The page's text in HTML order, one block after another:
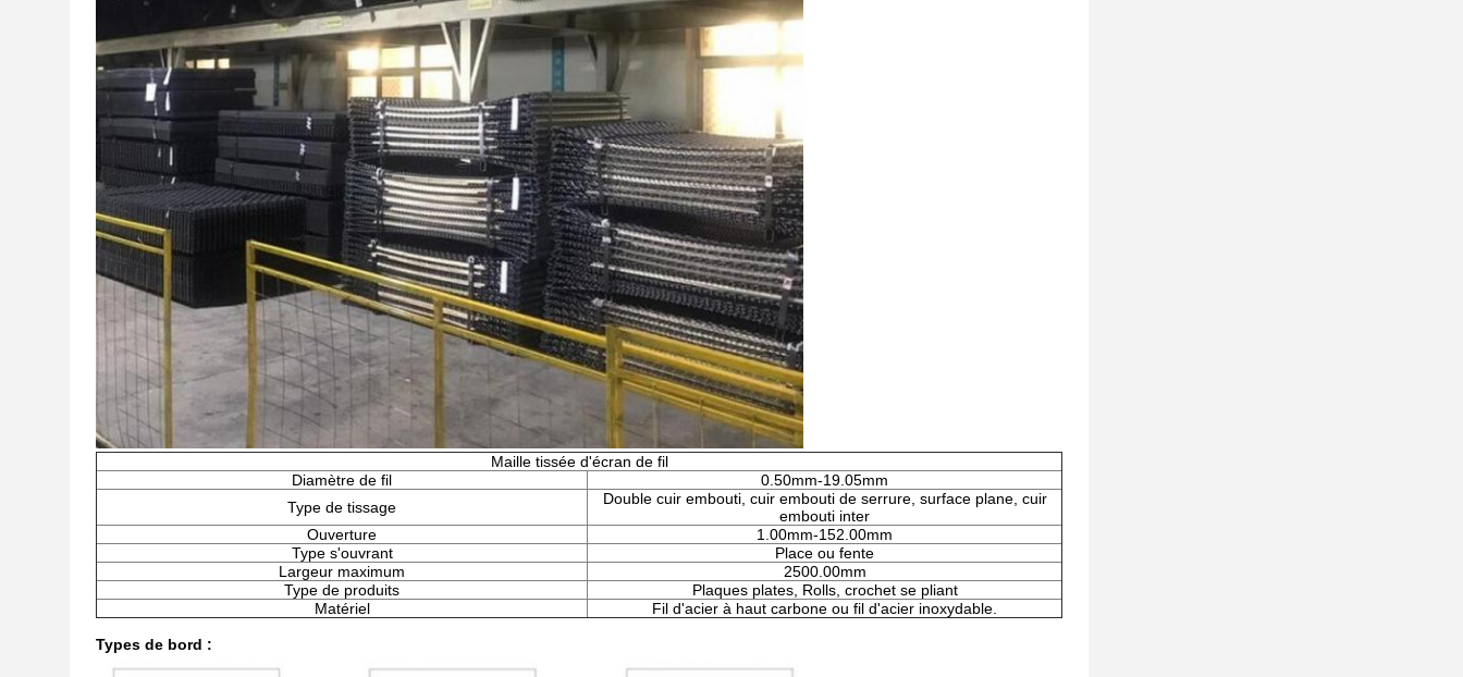
Maille tissée d'écran de fil
Diamètre de fil
0.50mm-19.05mm
Type de tissage
Double cuir embouti, cuir embouti de serrure, surface plane, cuir
embouti inter
Ouverture
1.00mm-152.00mm
Type s'ouvrant
Place ou fente
Largeur maximum
2500.00mm
Type de produits
Plaques plates, Rolls, crochet se pliant
Matériel
Fil d'acier à haut carbone ou fil d'acier inoxydable.
Types de bord :